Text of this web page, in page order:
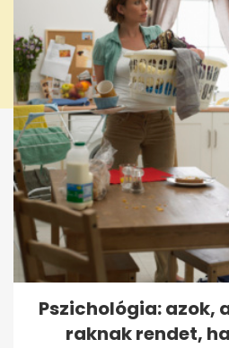
Pszichológia: azok,
raknak rendet,